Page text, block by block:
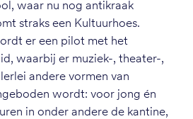
waar nu nog antikraak
straks een Kultuurhoes.
er een pilot met het
waarbij er muziek-, theater-,
andere vormen van
wordt: voor jong én
in onder andere de kantine,